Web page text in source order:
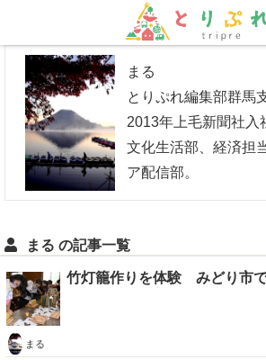
茨城 グルメ 買い
まる
とりぷれ編集部群馬
2013年上毛新聞社入
文化生活部、経済担
ア配信部。
まる の記事一覧
竹灯籠作りを体験 みどり市
まる